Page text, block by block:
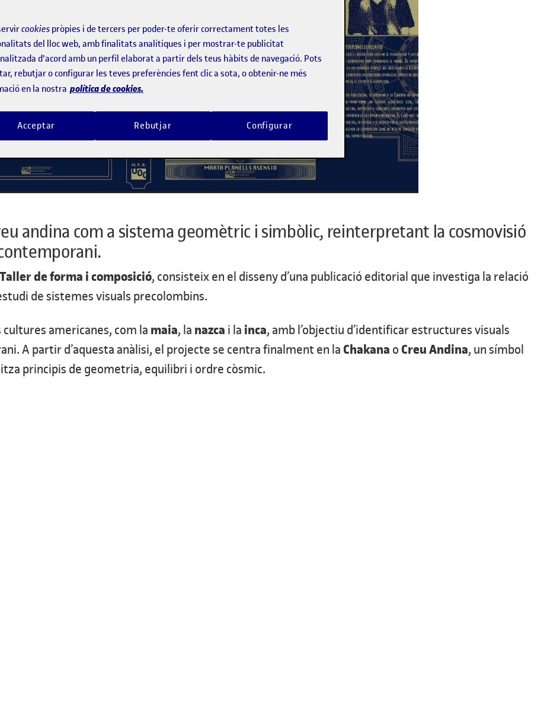
andina com a sistema geomètric i simbòlic, reinterpretant la cosmovisió
Taller de forma i composició, consisteix en el disseny d’una publicació editorial que investiga la relació
de sistemes visuals precolombins.
americanes, com la maia, la nazca i la inca, amb l’objectiu d’identificar estructures visuals
A partir d’aquesta anàlisi, el projecte se centra finalment en la Chakana o Creu Andina, un símbol
principis de geometria, equilibri i ordre còsmic.
cookies pròpies i de tercers per poder-te oferir correctament totes les
del lloc web, amb finalitats analítiques i per mostrar-te publicitat
d'acord amb un perfil elaborat a partir dels teus hàbits de navegació. Pots
rebutjar o configurar les teves preferències fent clic a sota, o obtenir-ne més
en la nostra política de cookies.
Rebutjar
Acceptar Configurar